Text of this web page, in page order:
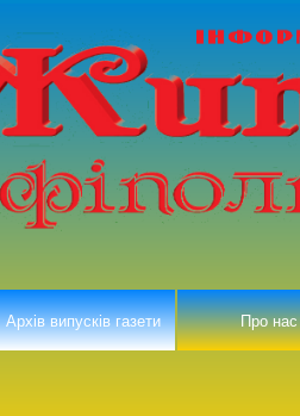
Архів випусків газети Про нас